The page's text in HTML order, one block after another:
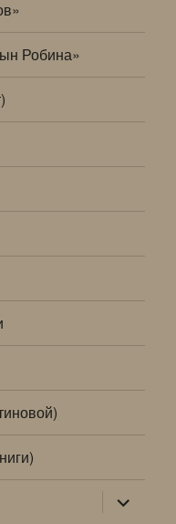
Робина»
раскрыть
дочернее